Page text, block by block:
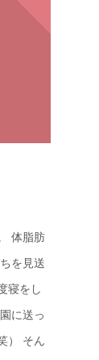
体脂肪
を見送
寝をし
に送っ
） そん